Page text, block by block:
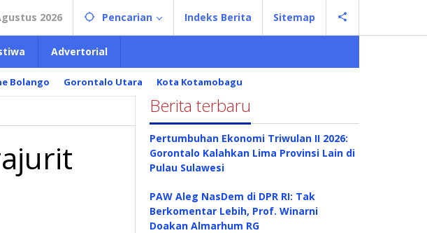
2026 Pencarian Indeks Berita Sitemap
Advertorial
Bolango Gorontalo Utara Kota Kotamobagu
Berita terbaru
Pertumbuhan Ekonomi Triwulan II 2026:
Gorontalo Kalahkan Lima Provinsi Lain di
Pulau Sulawesi
PAW Aleg NasDem di DPR RI: Tak
Berkomentar Lebih, Prof. Winarni
Doakan Almarhum RG